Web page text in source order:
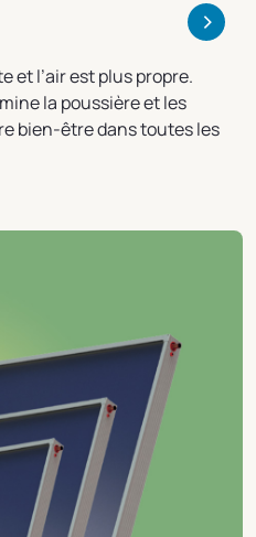
>
et l’air est plus propre.
la poussière et les
bien-être dans toutes les